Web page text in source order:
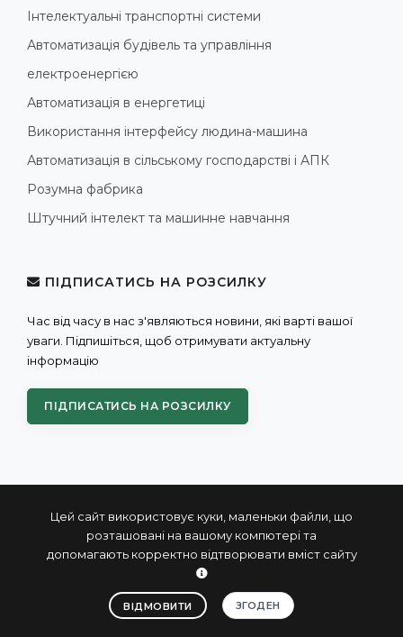
Цей сайт використовує куки, маленьки файли, що
розташовані на вашому компютері та
допомагають корректно відтворювати вміст сайту
ВІДМОВИТИ ЗГОДЕН
Інтелектуальні транспортні системи
Автоматизація будівель та управління
електроенергією
Автоматизація в енергетиці
Використання інтерфейсу людина-машина
Автоматизація в сільському господарстві і АПК
Розумна фабрика
Штучний інтелект та машинне навчання
ПІДПИСАТИСЬ НА РОЗСИЛКУ
Час від часу в нас з'являються новини, які варті вашої
уваги. Підпишіться, щоб отримувати актуальну
інформацію
ПІДПИСАТИСЬ НА РОЗСИЛКУ
© 2004 - 2026 ПРОКСИС™ - промислові комп'ютери та
системи